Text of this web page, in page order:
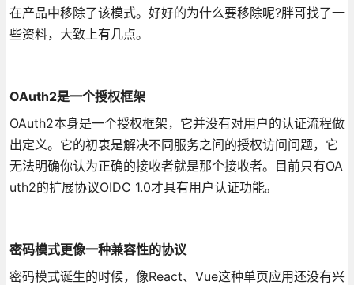
在产品中移除了该模式。好好的为什么要移除呢?胖哥找了一
些资料，大致上有几点。
OAuth2是一个授权框架
OAuth2本身是一个授权框架，它并没有对用户的认证流程做
出定义。它的初衷是解决不同服务之间的授权访问问题，它
无法明确你认为正确的接收者就是那个接收者。目前只有OA
uth2的扩展协议OIDC 1.0才具有用户认证功能。
密码模式更像一种兼容性的协议
密码模式诞生的时候，像React、Vue这种单页应用还没有兴